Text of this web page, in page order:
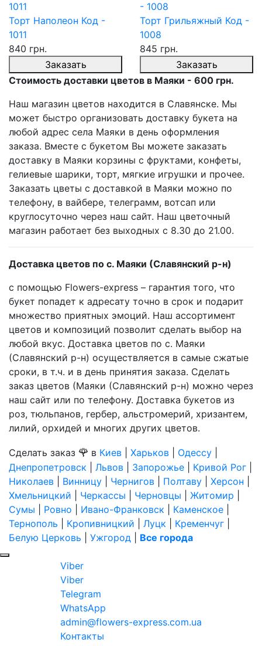
Торт Наполеон Код -
1011
840 грн.
Заказать
Торт Грильяжный Код -
1008
845 грн.
Заказать
Стоимость доставки цветов в Маяки - 600 грн.
Наш магазин цветов находится в Славянске. Мы
может быстро организовать доставку букета на
любой адрес села Маяки в день оформления
заказа. Вместе с букетом Вы можете заказать
доставку в Маяки корзины с фруктами, конфеты,
гелиевые шарики, торт, мягкие игрушки и прочее.
Заказать цветы с доставкой в Маяки можно по
телефону, в вайбере, телеграмм, вотсап или
круглосуточно через наш сайт. Наш цветочный
магазин работает без выходных с 8.30 до 21.00.
Доставка цветов по с. Маяки (Славянский р-н)
с помощью Flowers-express – гарантия того, что
букет попадет к адресату точно в срок и подарит
множество приятных эмоций. Наш ассортимент
цветов и композиций позволит сделать выбор на
любой вкус. Доставка цветов по с. Маяки
(Славянский р-н) осуществляется в самые сжатые
сроки, в т.ч. и в день принятия заказа. Сделать
заказ цветов (Маяки (Славянский р-н) можно через
наш сайт или по телефону. Доставка букетов из
роз, тюльпанов, гербер, альстромерий, хризантем,
лилий, орхидей и многих других цветов.
Сделать заказ 🌹 в Киев Харьков Одессу
Днепропетровск
Львов Запорожье Кривой Рог
Николаев
Винницу Чернигов Полтаву Херсон
Хмельницкий
Черкассы Черновцы Житомир
Сумы
Ровно Ивано-Франковск Каменское
Тернополь
Кропивницкий Луцк Кременчуг
Белую Церковь
Ужгород Все города
Viber
Viber
Telegram
WhatsApp
admin@flowers-express.com.ua
Контакты